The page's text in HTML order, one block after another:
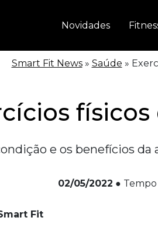
Novidades
Smart Fit News » Saúde »
e os benefícios
02/05/2022 ●
Fit